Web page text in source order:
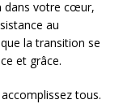
dans votre cœur,
au
la transition se
et grâce.
tous.